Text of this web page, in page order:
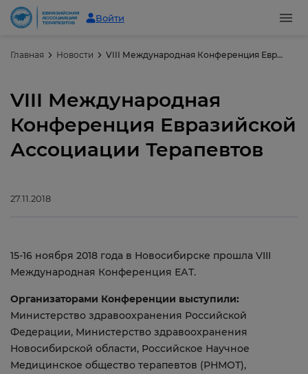
Войти
Главная Новости VIII Международная Конференция Евразийской Ассоциации Терапевтов
VIII Международная
Конференция Евразийской
Ассоциации Терапевтов
27.11.2018
15-16 ноября 2018 года в Новосибирске прошла VIII
Международная Конференция ЕАТ.
Организаторами Конференции выступили:
Министерство здравоохранения Российской
Федерации, Министерство здравоохранения
Новосибирской области, Российское Научное
Медицинское общество терапевтов (РНМОТ),